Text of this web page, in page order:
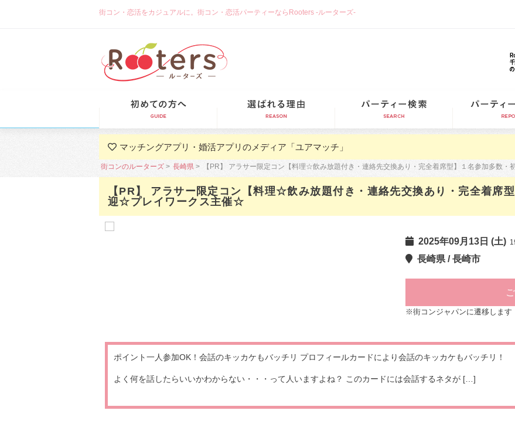
街コン・恋活をカジュアルに。街コン・恋活パーティーならRooters -ルーターズ-
マッチングアプリ・婚活アプリのメディア「ユアマッチ」
街コンのルーターズ 長崎県 【PR】 アラサー限定コン【料理☆飲み放題付き・連絡先交換あり・完全着席型】１名参加多数
【PR】 アラサー限定コン【料理☆飲み放題付き・連絡先交換あり・完全着席
迎☆プレイワークス主催☆
2025年09月13日 (土)
長崎県 / 長崎市
※街コンジャパンに遷移します
ポイント一人参加OK！会話のキッカケもバッチリ プロフィールカードにより会話のキッカケもバッチリ！
よく何を話したらいいかわからない・・・って人いますよね？ このカードには会話するネタが […]